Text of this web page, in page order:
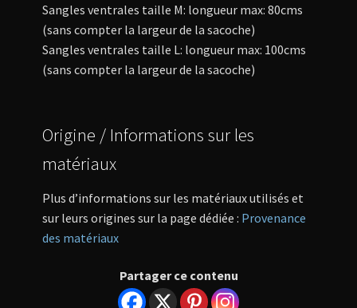
Sangles ventrales taille M: longueur max: 80cms
(sans compter la largeur de la sacoche)
Sangles ventrales taille L: longueur max: 100cms
(sans compter la largeur de la sacoche)
Origine / Informations sur les
matériaux
Plus d’informations sur les matériaux utilisés et
sur leurs origines sur la page dédiée : Provenance
des matériaux
Partager ce contenu